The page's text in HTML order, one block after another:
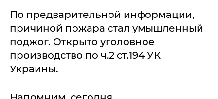
По предварительной информации,
причиной пожара стал умышленный
поджог. Открыто уголовное
производство по ч.2 ст.194 УК
Украины.